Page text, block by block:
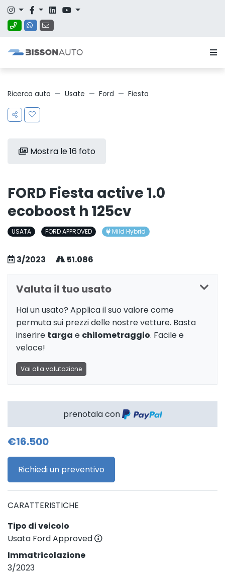
Ricerca auto Usate Ford Fiesta
Mostra le 16 foto
FORD Fiesta active 1.0
ecoboost h 125cv
USATA FORD APPROVED Mild Hybrid
3/2023 51.086
Valuta il tuo usato
Hai un usato? Applica il suo valore come
permuta sui prezzi delle nostre vetture. Basta
inserire targa e chilometraggio. Facile e
veloce!
Vai alla valutazione
prenotala con
€16.500
Richiedi un preventivo
CARATTERISTICHE
Tipo di veicolo
Usata Ford Approved
Immatricolazione
3/2023